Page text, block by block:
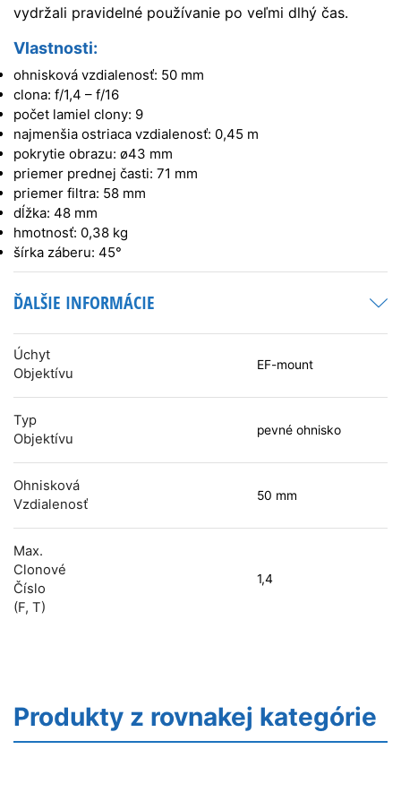
vydržali pravidelné používanie po veľmi dlhý čas.
Vlastnosti:
ohnisková vzdialenosť: 50 mm
clona: f/1,4 – f/16
počet lamiel clony: 9
najmenšia ostriaca vzdialenosť: 0,45 m
pokrytie obrazu: ø43 mm
priemer prednej časti: 71 mm
priemer filtra: 58 mm
dĺžka: 48 mm
hmotnosť: 0,38 kg
šírka záberu: 45°
ĎALŠIE INFORMÁCIE
Úchyt
Objektívu
EF-mount
Typ
Objektívu
pevné ohnisko
Ohnisková
Vzdialenosť
50 mm
Max.
Clonové
Číslo
(f, T)
1,4
Produkty z rovnakej kategórie